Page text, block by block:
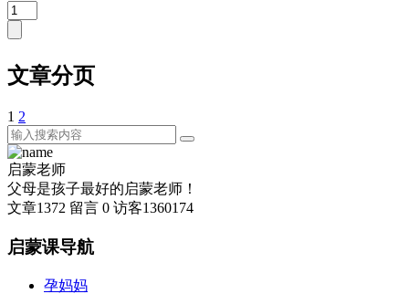
文章分页
1 2
启蒙老师
父母是孩子最好的启蒙老师！
文章1372 留言 0 访客1360174
启蒙课导航
孕妈妈